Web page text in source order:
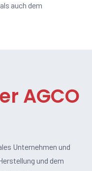
auch dem
AGCO
Unternehmen und
und dem